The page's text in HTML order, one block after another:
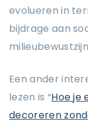
evolueren in
bijdrage aan
Een ander
lezen is “Hoe je
decoreren